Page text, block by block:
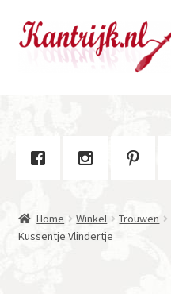
Ga
door
Ga
naar
Contact
Home Winkel Trouwen
Kussentje Vlindertje